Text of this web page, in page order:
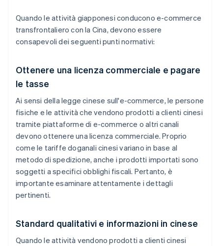
Quando le attività giapponesi conducono e-commerce
transfrontaliero con la Cina, devono essere
consapevoli dei seguenti punti normativi:
Ottenere una licenza commerciale e pagare
le tasse
Ai sensi della legge cinese sull'e-commerce, le persone
fisiche e le attività che vendono prodotti a clienti cinesi
tramite piattaforme di e-commerce o altri canali
devono ottenere una licenza commerciale. Proprio
come le tariffe doganali cinesi variano in base al
metodo di spedizione, anche i prodotti importati sono
soggetti a specifici obblighi fiscali. Pertanto, è
importante esaminare attentamente i dettagli
pertinenti.
Standard qualitativi e informazioni in cinese
Quando le attività vendono prodotti a clienti cinesi